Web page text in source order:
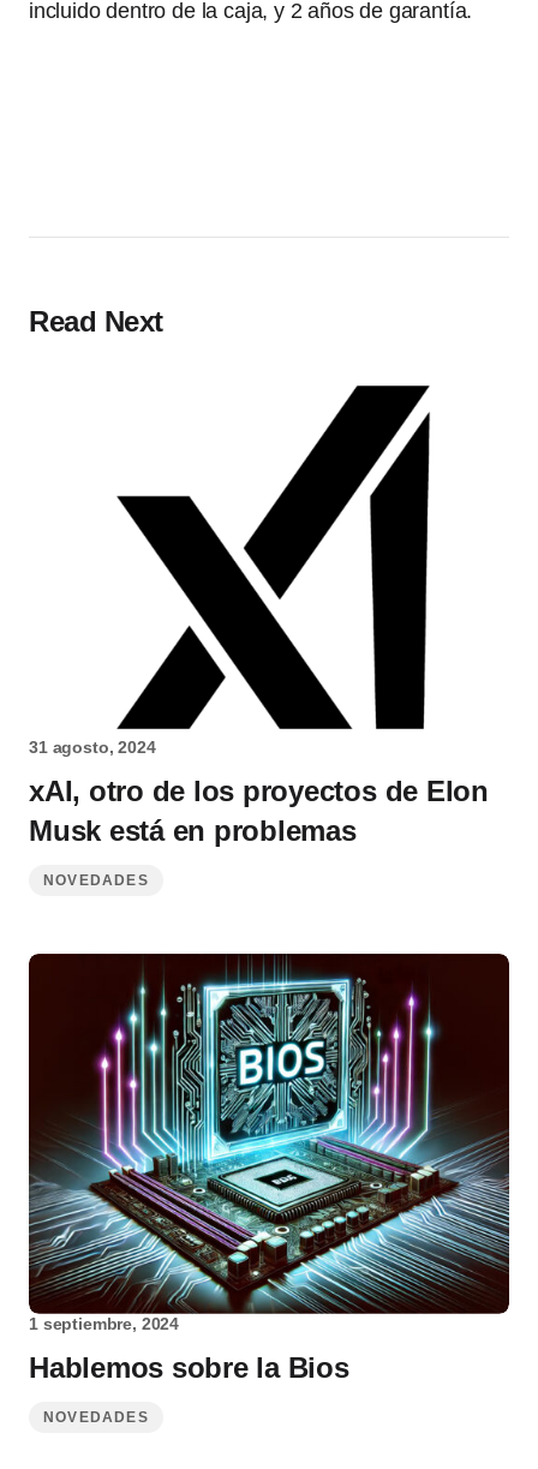
incluido dentro de la caja, y 2 años de garantía.
Read Next
31 agosto, 2024
xAI, otro de los proyectos de Elon
Musk está en problemas
NOVEDADES
1 septiembre, 2024
Hablemos sobre la Bios
NOVEDADES